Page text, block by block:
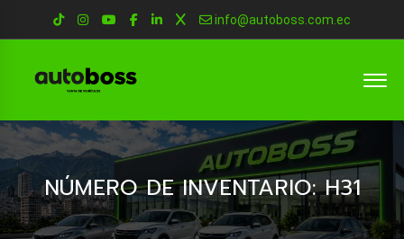
info@autoboss.com.ec
NÚMERO DE INVENTARIO: H31